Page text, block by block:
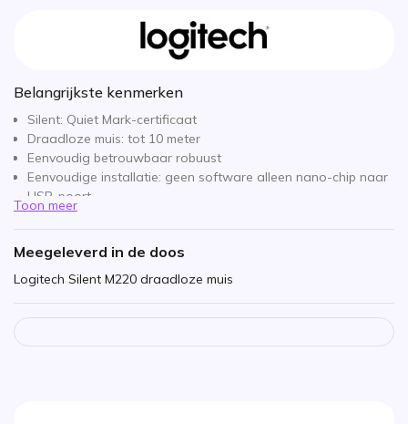
Belangrijkste kenmerken
Silent: Quiet Mark-certificaat
Draadloze muis: tot 10 meter
Eenvoudig betrouwbaar robuust
Eenvoudige installatie: geen software alleen nano-chip naar
USB-poort
Tot 18 maanden autonomie
Energiebesparende technologie
Toon meer
Meegeleverd in de doos
Logitech Silent M220 draadloze muis